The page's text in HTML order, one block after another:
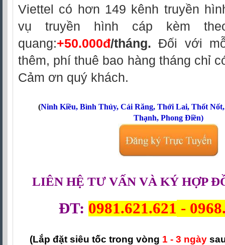
Viettel có hơn 149 kênh truyền
vụ truyền hình cáp kèm
quang:+50.000đ/tháng.Đối với
thêm, phí thuê bao hàng tháng chỉ
Cảm ơn quý khách.
(Ninh Kiều, Bình Thủy, Cái Răng, Thới Lai, Thốt Nốt
Thạnh, Phong Điền)
LIÊN HỆ TƯ VẤN VÀ KÝ HỢP
ĐT: 0981.621.621 -
(Lắp đặt siêu tốc trong vòng 1 - 3 ngày